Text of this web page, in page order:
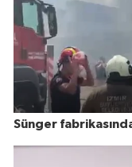
Sünger